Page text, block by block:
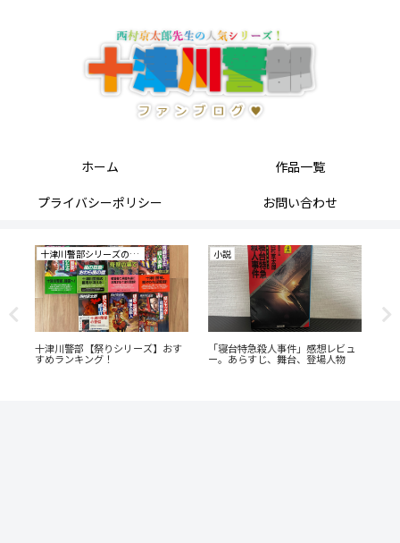
ホーム
作品一覧
プライバシーポリシー
お問い合わせ
十津川警部シリーズの研究
十津川警部【祭りシリーズ】おす
すめランキング！
小説
「寝台特急殺人事件」感想レビュ
ー。あらすじ、舞台、登場人物